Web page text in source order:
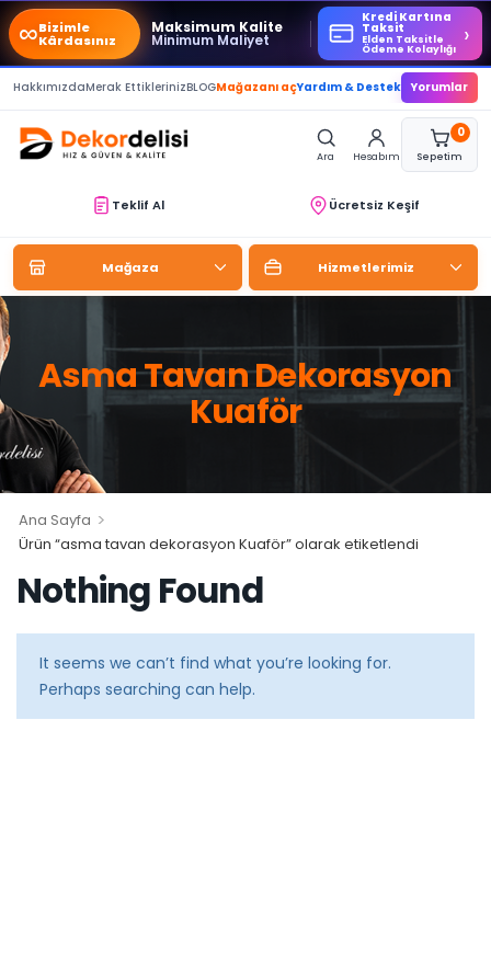
∞Bizimle
Kârdasınız
Maksimum Kalite
Minimum Maliyet
Kredi Kartına
Taksit
Elden Taksitle
Ödeme Kolaylığı
›
HakkımızdaMerak EttiklerinizBLOGMağazanı açYardım & Destek Yorumlar
Ara Hesabım
0
Sepetim
Teklif Al Ücretsiz Keşif
Mağaza Hizmetlerimiz
Asma Tavan Dekorasyon
Kuaför
Ana Sayfa >
Ürün “asma tavan dekorasyon Kuaför” olarak etiketlendi
Nothing Found
It seems we can’t find what you’re looking for.
Perhaps searching can help.